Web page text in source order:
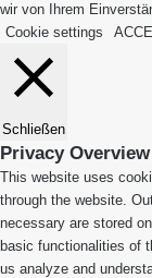
wir von Ihrem
Cookie settings
Schließen
Privacy Overview
This website uses
through the website.
necessary are stored
basic functionalities of
us analyze and